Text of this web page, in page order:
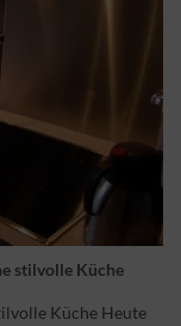
stilvolle Küche
Küche Heute